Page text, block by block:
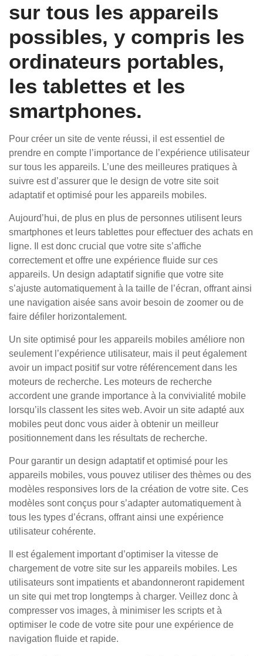
sur tous les appareils
possibles, y compris les
ordinateurs portables,
les tablettes et les
smartphones.
Pour créer un site de vente réussi, il est essentiel de
prendre en compte l’importance de l’expérience utilisateur
sur tous les appareils. L’une des meilleures pratiques à
suivre est d’assurer que le design de votre site soit
adaptatif et optimisé pour les appareils mobiles.
Aujourd’hui, de plus en plus de personnes utilisent leurs
smartphones et leurs tablettes pour effectuer des achats en
ligne. Il est donc crucial que votre site s’affiche
correctement et offre une expérience fluide sur ces
appareils. Un design adaptatif signifie que votre site
s’ajuste automatiquement à la taille de l’écran, offrant ainsi
une navigation aisée sans avoir besoin de zoomer ou de
faire défiler horizontalement.
Un site optimisé pour les appareils mobiles améliore non
seulement l’expérience utilisateur, mais il peut également
avoir un impact positif sur votre référencement dans les
moteurs de recherche. Les moteurs de recherche
accordent une grande importance à la convivialité mobile
lorsqu’ils classent les sites web. Avoir un site adapté aux
mobiles peut donc vous aider à obtenir un meilleur
positionnement dans les résultats de recherche.
Pour garantir un design adaptatif et optimisé pour les
appareils mobiles, vous pouvez utiliser des thèmes ou des
modèles responsives lors de la création de votre site. Ces
modèles sont conçus pour s’adapter automatiquement à
tous les types d’écrans, offrant ainsi une expérience
utilisateur cohérente.
Il est également important d’optimiser la vitesse de
chargement de votre site sur les appareils mobiles. Les
utilisateurs sont impatients et abandonneront rapidement
un site qui met trop longtemps à charger. Veillez donc à
compresser vos images, à minimiser les scripts et à
optimiser le code de votre site pour une expérience de
navigation fluide et rapide.